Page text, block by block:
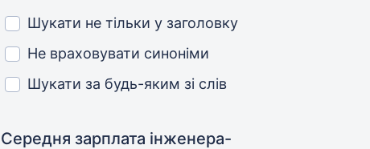
Шукати не тільки у заголовку
Не враховувати синоніми
Шукати за будь-яким зі слів
Середня зарплата інженера-